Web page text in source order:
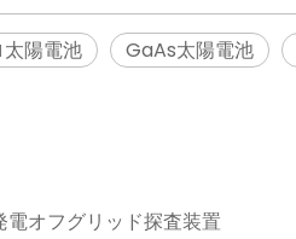
陽電池 GaAs太陽電池
オフグリッド探査装置